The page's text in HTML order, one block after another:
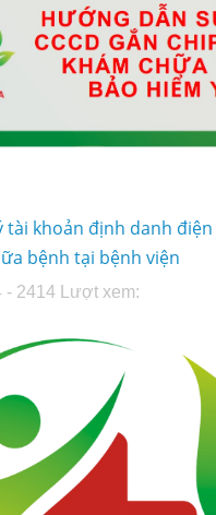
tài khoản định danh điện
bệnh tại bệnh viện
- 2414 Lượt xem: